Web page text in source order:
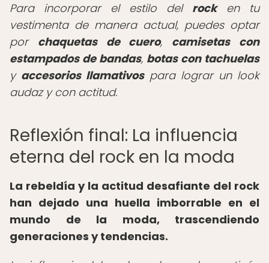
Para incorporar el estilo del rocken tu
vestimenta de manera actual, puedes optar
por chaquetas de cuero, camisetas con
estampados de bandas, botas con tachuelas
y accesorios llamativospara lograr un look
audaz y con actitud.
Reflexión final: La influencia
eterna del rock en la moda
La rebeldía y la actitud desafiante del rock
han dejado una huella imborrable en el
mundo de la moda, trascendiendo
generaciones y tendencias.